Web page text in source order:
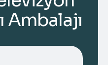
Ambalajı
Radyo